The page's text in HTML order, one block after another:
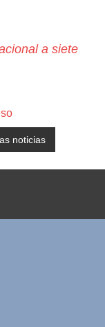
a siete
noticias